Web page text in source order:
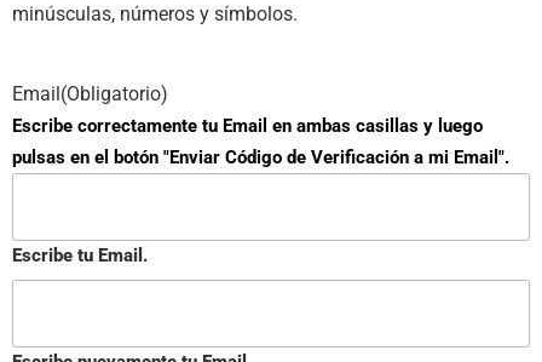
minúsculas, números y símbolos.
Email(Obligatorio)
Escribe correctamente tu Email en ambas casillas y luego
pulsas en el botón "Enviar Código de Verificación a mi Email".
Escribe tu Email.